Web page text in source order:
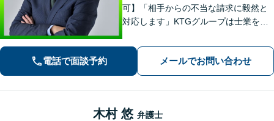
可】「相手からの不当な請求に毅然と
対応します」KTGグループは士業を中
プ対応で迅速な解決を目指します。ま
ずはお気軽にご相談ください【カード
払い・分割払い可】
電話で面談予約 メールでお問い合わせ
木村 悠 弁護士